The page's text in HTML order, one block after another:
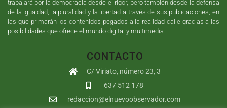
trabajará por la democracia desde el rigor, pero también desde la defensa
de la igualdad, la pluralidad y la libertad a través de sus publicaciones, en
las que primarán los contenidos pegados a la realidad calle gracias a las
posibilidades que ofrece el mundo digital y multimedia.
CONTACTO
C/ Viriato, número 23, 3
637 512 178
redaccion@elnuevoobservador.com